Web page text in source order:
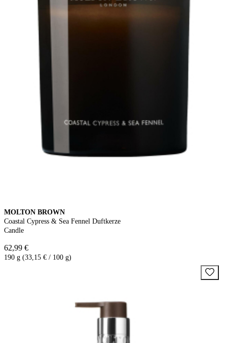
MOLTON BROWN
Coastal Cypress & Sea Fennel Duftkerze
Candle
62,99 €
190 g (33,15 € / 100 g)